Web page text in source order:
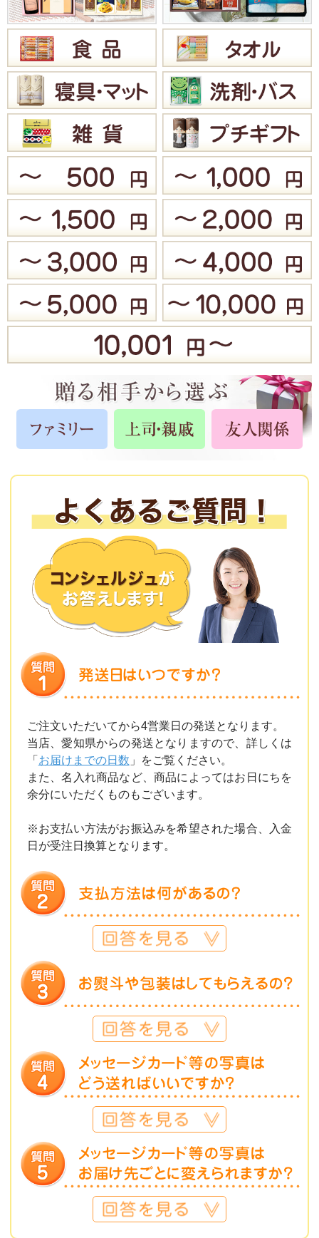
ご注文いただいてから4営業日の発送となります。
当店、愛知県からの発送となりますので、詳しくは
「 お届けまでの日数 」をご覧ください。
また、名入れ商品など、商品によってはお日にちを
余分にいただくものもございます。
※お支払い方法がお振込みを希望された場合、入金
日が受注日換算となります。